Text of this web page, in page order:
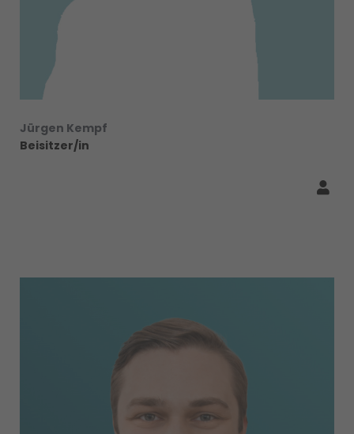
Jürgen Kempf
Beisitzer/in